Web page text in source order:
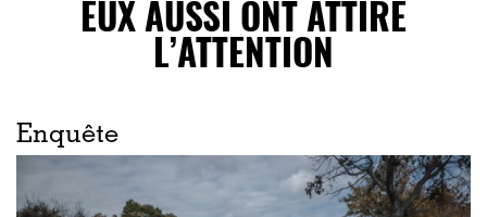
EUX AUSSI ONT ATTIRÉ
L’ATTENTION
Enquête